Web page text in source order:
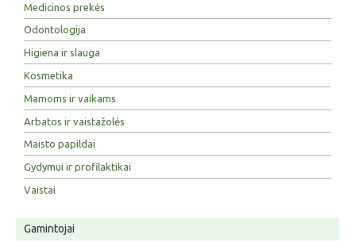
Medicinos prekės
Odontologija
Higiena ir slauga
Kosmetika
Mamoms ir vaikams
Arbatos ir vaistažolės
Maisto papildai
Gydymui ir profilaktikai
Vaistai
Gamintojai